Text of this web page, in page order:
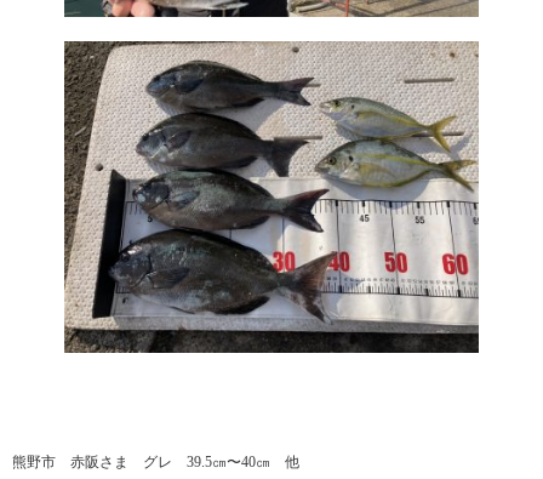
熊野市 赤阪さま グレ 39.5㎝〜40㎝ 他